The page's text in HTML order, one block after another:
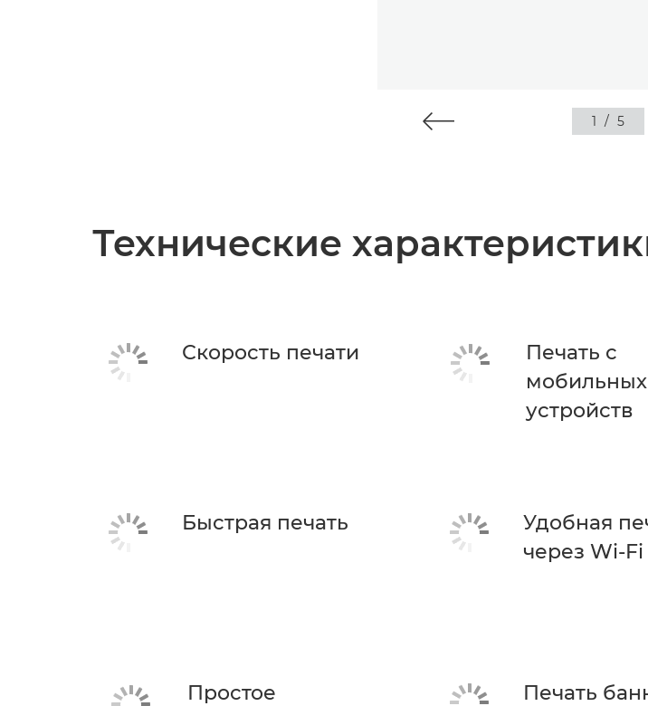
1 / 5
Технические
Скорость печати
Печать с
мобильных
устройств
Быстрая печать
Удобная
через Wi-Fi
Простое
Печать